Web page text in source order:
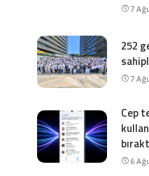
7
252
7
Cep
6